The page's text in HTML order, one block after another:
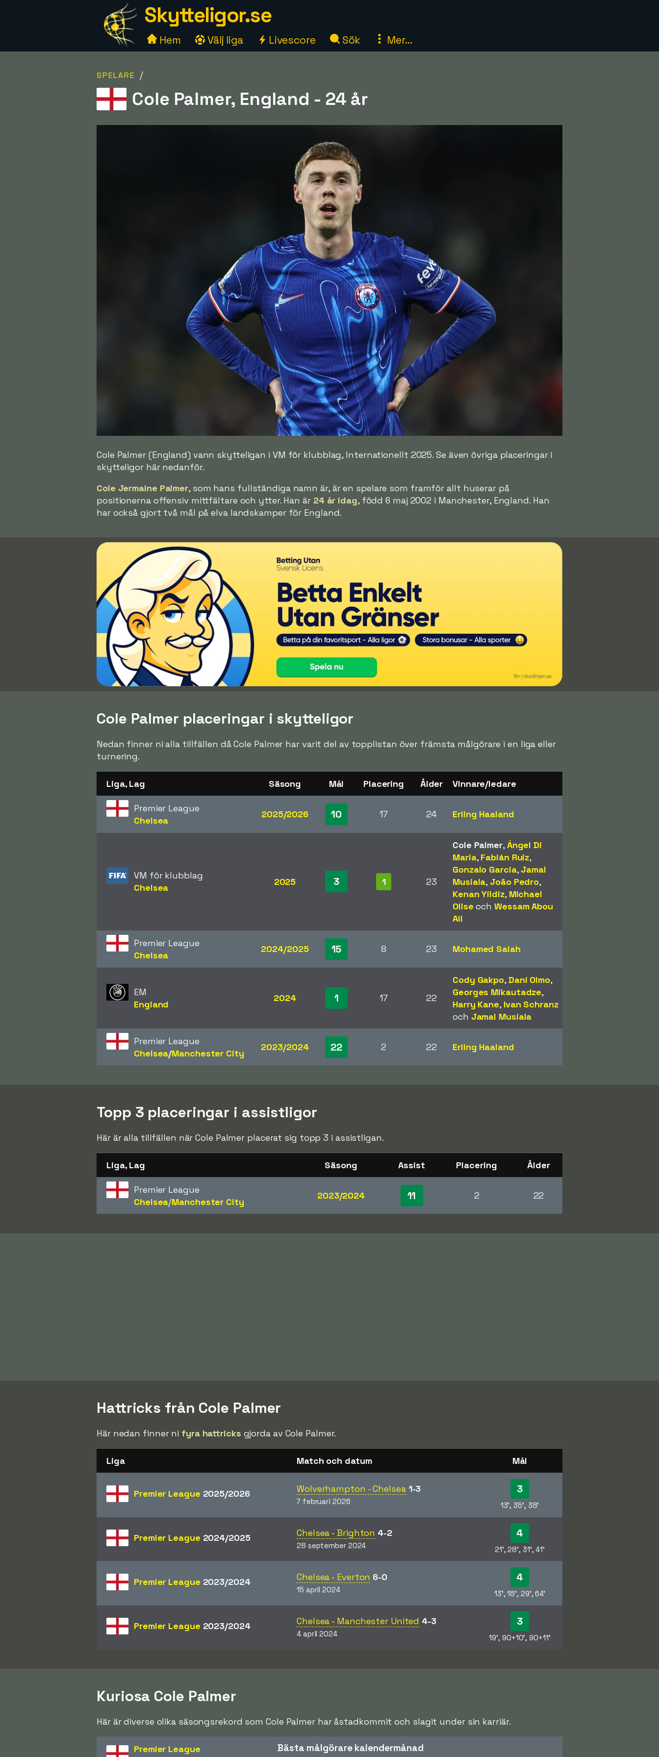
Skytteligor.se
Hem Välj liga Livescore Sök Mer...
SPELARE /
Cole Palmer, England - 24 år
Cole Palmer (England) vann skytteligan i VM för klubblag, Internationellt 2025. Se även övriga placeringar i
skytteligor här nedanför.
Cole Jermaine Palmer, som hans fullständiga namn är, är en spelare som framför allt huserar på
positionerna offensiv mittfältare och ytter. Han är 24 år idag, född 6 maj 2002 i Manchester, England. Han
har också gjort två mål på elva landskamper för England.
Cole Palmer placeringar i skytteligor
Nedan finner ni alla tillfällen då Cole Palmer har varit del av topplistan över främsta målgörare i en liga eller
turnering.
Liga, Lag Säsong Mål Placering Ålder Vinnare/ledare
Premier League
Chelsea
2025/2026 10 17 24 Erling Haaland
VM för klubblag
Chelsea
2025 3 1 23
Cole Palmer, Ángel Di
Maria, Fabián Ruiz,
Gonzalo Garcia, Jamal
Musiala, João Pedro,
Kenan Yildiz, Michael
Olise och Wessam Abou
Ali
Premier League
Chelsea
2024/2025 15 8 23 Mohamed Salah
EM
England
2024 1 17 22
Cody Gakpo, Dani Olmo,
Georges Mikautadze,
Harry Kane, Ivan Schranz
och Jamal Musiala
Premier League
Chelsea/​Manchester City
2023/2024 22 2 22 Erling Haaland
Topp 3 placeringar i assistligor
Här är alla tillfällen när Cole Palmer placerat sig topp 3 i assistligan.
Liga, Lag Säsong Assist Placering Ålder
Premier League
Chelsea/​Manchester City
2023/2024 11 2 22
Hattricks från Cole Palmer
Här nedan finner ni fyra hattricks gjorda av Cole Palmer.
Liga Match och datum Mål
Premier League 2025/2026 Wolverhampton - Chelsea 1-3
7 februari 2026
3
13', 35', 38'
Premier League 2024/2025 Chelsea - Brighton 4-2
28 september 2024
4
21', 28', 31', 41'
Premier League 2023/2024 Chelsea - Everton 6-0
15 april 2024
4
13', 18', 29', 64'
Premier League 2023/2024 Chelsea - Manchester United 4-3
4 april 2024
3
19', 90+10', 90+11'
Kuriosa Cole Palmer
Här är diverse olika säsongsrekord som Cole Palmer har åstadkommit och slagit under sin karriär.
Premier League
Bästa målgörare kalendermånad